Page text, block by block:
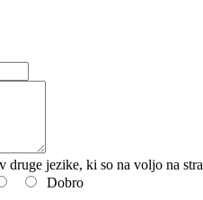
druge jezike, ki so na voljo na
Dobro